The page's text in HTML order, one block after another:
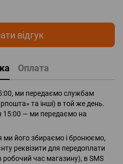
відгук
Оплата
ми передаємо службам
та інші) в той же день.
15:00 — ми передаємо на
ми його збираємо і бронюємо,
реквізити для передоплати
робочий час магазину), в SMS